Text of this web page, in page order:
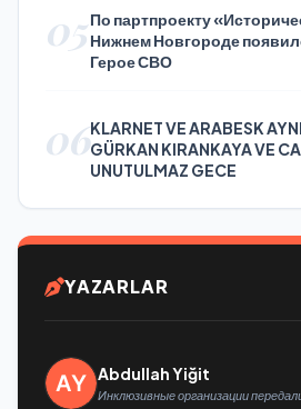
05По партпроекту
Нижнем Новгороде
Герое СВО
06KLARNET VE ARABESK
GÜRKAN KIRANKAYA VE
UNUTULMAZ GECE
YAZARLAR
Abdullah Yiğit
Инклюзивные организации